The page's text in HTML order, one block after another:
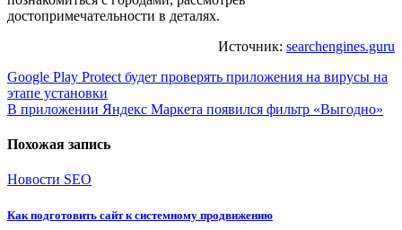
достопримечательности в деталях.
Источник: searchengines.guru
Навигация
по
Google Play Protect будет проверять приложения на вирусы на
этапе установки
В приложении Яндекс Маркета появился фильтр «Выгодно»
Похожая запись
Новости SEO
Как подготовить сайт к системному продвижению